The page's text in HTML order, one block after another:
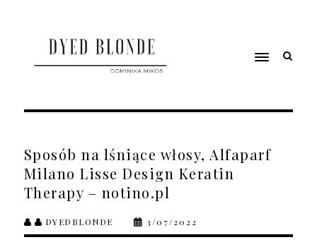
Sposób na lśniące włosy, Alfaparf
Milano Lisse Design Keratin
Therapy – notino.pl
DYEDBLONDE 3/07/2022